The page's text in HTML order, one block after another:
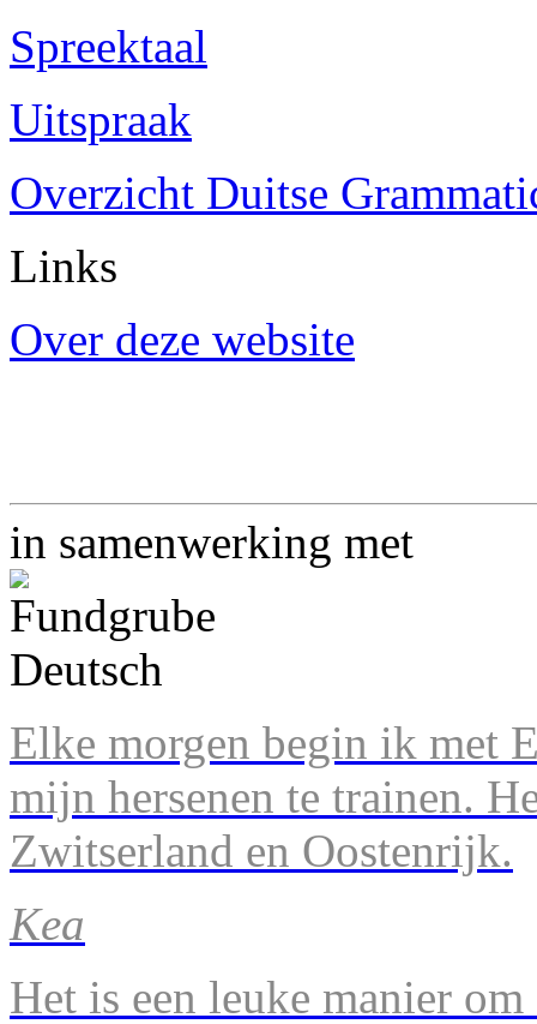
Spreektaal
Uitspraak
Overzicht Duitse
Links
Over deze website
in samenwerking met
Elke morgen begin ik met
mijn hersenen te trainen.
Zwitserland en Oostenrijk.
Kea
Het is een leuke manier